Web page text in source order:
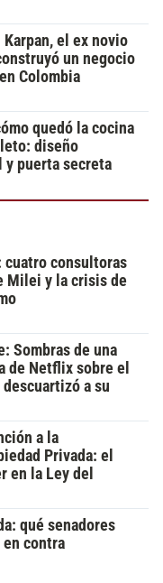
el ex novio
un negocio
Colombia
quedó la cocina
diseño
puerta secreta
cuatro consultoras
Milei y la crisis de
Sombras de una
de Netflix sobre el
a su
a la
Privada: el
en la Ley del
qué senadores
en contra